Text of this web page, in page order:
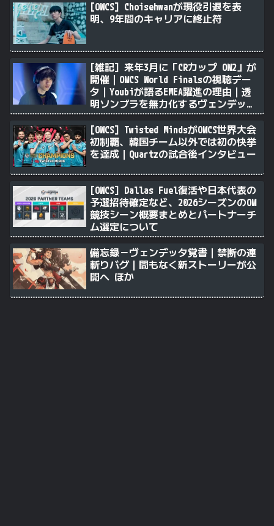
[OWCS] Choisehwanが現役引退を表
明、9年間のキャリアに終止符
[雑記] 来年3月に「CRカップ OW2」が
開催｜OWCS World Finalsの視聴デー
タ｜Youbiが語るEMEA躍進の理由｜透
明ソンブラを無力化するヴェンデッタ
｜Stalk3rが久々のツィート ほか
[OWCS] Twisted MindsがOWCS世界大会
初制覇、韓国チーム以外では初の快挙
を達成｜Quartzの試合後インタビュー
[OWCS] Dallas Fuel復活や日本代表の
予選招待確定など、2026シーズンのOW
競技シーン概要まとめとパートナーチ
ム選定について
備忘録－ヴェンデッタ覚書｜禁断の連
斬りバグ｜間もなく新ストーリーが公
開へ ほか